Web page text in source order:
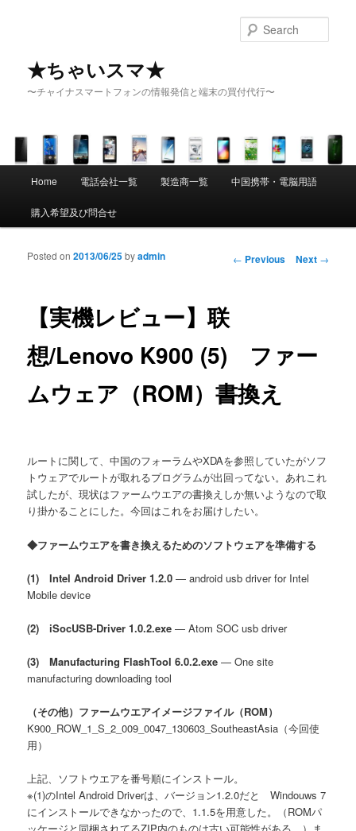
★ちゃいスマ★
〜チャイナスマートフォンの情報発信と端末の買付代行〜
Skip to primary content
Skip to secondary content
Home 電話会社一覧 製造商一覧 中国携帯・電脳用語
購入希望及び問合せ
Post navigation
← Previous Next →
【実機レビュー】联
想/Lenovo K900 (5) ファー
ムウェア（ROM）書換え
Posted on2013/06/25byadmin
ルートに関して、中国のフォーラムやXDAを参照していたがソフ
トウェアでルートが取れるプログラムが出回ってない。あれこれ
試したが、現状はファームウエアの書換えしか無いようなので取
り掛かることにした。今回はこれをお届けしたい。
◆ファームウエアを書き換えるためのソフトウェアを準備する
(1) Intel Android Driver 1.2.0 — android usb driver for Intel
Mobile device
(2) iSocUSB-Driver 1.0.2.exe — Atom SOC usb driver
(3) Manufacturing FlashTool 6.0.2.exe — One site
manufacturing downloading tool
（その他）ファームウエアイメージファイル（ROM）
K900_ROW_1_S_2_009_0047_130603_SoutheastAsia（今回使
用）
上記、ソフトウエアを番号順にインストール。
※(1)のIntel Android Driverは、バージョン1.2.0だと Windouws 7
にインストールできなかったので、1.1.5を用意した。（ROMパ